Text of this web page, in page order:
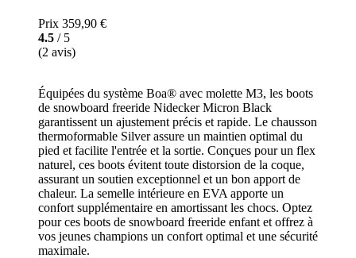
Prix 359,90 €
4.5 / 5
(2 avis)
Équipées du système Boa® avec molette M3, les boots
de snowboard freeride Nidecker Micron Black
garantissent un ajustement précis et rapide. Le chausson
thermoformable Silver assure un maintien optimal du
pied et facilite l'entrée et la sortie. Conçues pour un flex
naturel, ces boots évitent toute distorsion de la coque,
assurant un soutien exceptionnel et un bon apport de
chaleur. La semelle intérieure en EVA apporte un
confort supplémentaire en amortissant les chocs. Optez
pour ces boots de snowboard freeride enfant et offrez à
vos jeunes champions un confort optimal et une sécurité
maximale.